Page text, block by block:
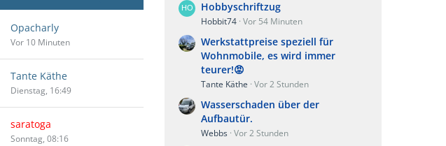
Opacharly
Vor 10 Minuten
Tante Käthe
Dienstag, 16:49
saratoga
Sonntag, 08:16
Hobbyschriftzug
Hobbit74 Vor 54 Minuten
Werkstattpreise speziell für
Wohnmobile, es wird immer
teurer!😡
Tante Käthe Vor 2 Stunden
Wasserschaden über der
Aufbautür.
Webbs Vor 2 Stunden